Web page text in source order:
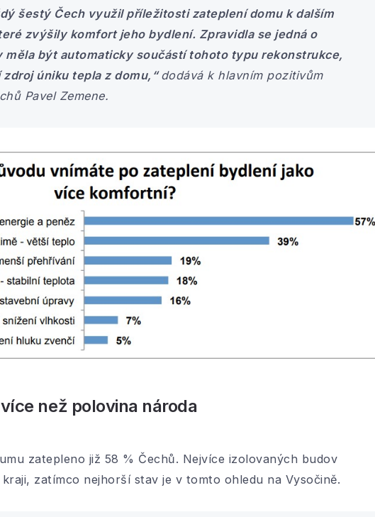
šestý Čech využil příležitosti zateplení domu k dalším
zvýšily komfort jeho bydlení. Zpravidla se jedná o
měla být automaticky součástí tohoto typu rekonstrukce,
úniku tepla z domu,“dodává k hlavním pozitivům
Pavel Zemene.
než polovina národa
zatepleno již 58 % Čechů. Nejvíce izolovaných budov
zatímco nejhorší stav je v tomto ohledu na Vysočině.